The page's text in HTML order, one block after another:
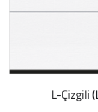
L-Çizgili